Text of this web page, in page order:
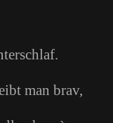
man brav,